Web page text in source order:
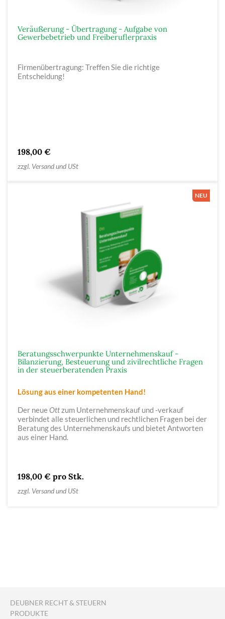
Veräußerung - Übertragung - Aufgabe von
Gewerbebetrieb und Freiberuflerpraxis
Firmenübertragung: Treffen Sie die richtige
Entscheidung!
198,00 €
zzgl. Versand und USt
Beratungsschwerpunkte Unternehmenskauf -
Bilanzierung, Besteuerung und zivilrechtliche Fragen
in der steuerberatenden Praxis
Lösung aus einer kompetenten Hand!
Der neueOttzum Unternehmenskauf und -verkauf
verbindet alle steuerlichen und rechtlichen Fragen bei der
Beratung des Unternehmenskaufs und bietet Antworten
aus einer Hand.
198,00 € pro Stk.
zzgl. Versand und USt
DEUBNER RECHT & STEUERN
PRODUKTE